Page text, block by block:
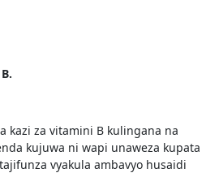
kazi za vitamini B kulingana na
kujuwa ni wapi unaweza kupata
vyakula ambavyo husaidi